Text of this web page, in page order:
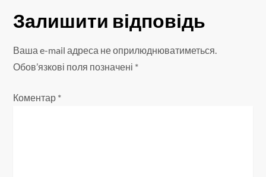
а
ц
Залишити відповідь
Ваша e-mail адреса не оприлюднюватиметься.
Обов’язкові поля позначені *
Коментар *